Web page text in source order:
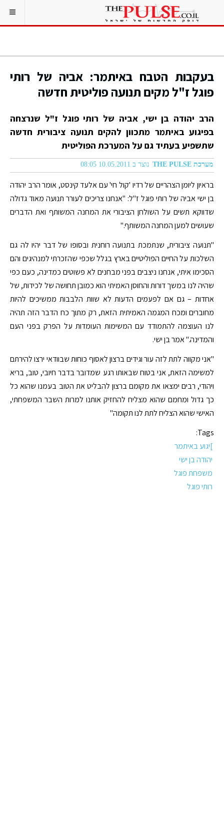
בעקבות הטבח באיתמר: אביה של רותי
פוגל ז"ל מקים תנועה פוליטית חדשה
הרב יהודה בן ישי, אביה של רותי פוגל ז"ל שנרצחה
בפיגוע באיתמר מתכוון להקים תנועה ציבורית חדשה
שתשפיע בעתיד גם על המערכת הפוליטית
מערכת THE PULSE נוצר ב 10.05.2011 08:05
בראיון ליומן הצהריים של רדיו 'קול חי' עם אלעד קינסט, אומר הרב יהודה
בן ישי אביה של רותי פוגל ז"ל: "אנחנו צריכים לעורר תנועה מאוד גדולה
שדווקא תשים על השולחן הציבורי את המחנה המשותף ואת הדברים
שעושים למען המחנה המשותף."
"תנועה ציבורית, שנתמכת בתנועה רוחנית ובסופו של דבר יהיו לה גם
השלכות על החיים הפוליטיים בארץ בגלל שכפי שהזכרתי למנהיגים והם
הסכימו איתי, אנחנו ניצבים בפני מבחנים לא פשוטים כמדינה, כעם כפי
שהיה לנו במשך דורות והחוסן האמיתי הוא כמובן תחושה של לכידות, של
אחדות – גם אם לפעמים הדעות לא שוות הלבבות ממשיכים להיות
מחוברים ומכח המגמה האמיתית הזאת, רק מתוך כח הדבר הזה תהיה
לנו העוצמה להתמודד עם המשימות העומדות על הפרק בפני העם
והמדינה." אמר בן ישי.
"אני מקווה לתת לזה עור וגידים ברצון לאסוף כוחות שבוודאי ירצו להירתם
למשימה הזאת, אני בטוח שבאותו רגע שמדובר בדבר חיובי, טוב, בריא
ויהודי, רבים ימצאו את מקומם ברצון להבליט את הטוב בעמנו שהוא כל
כך גדול ומחמם שהוא מצליח להחזיק אותנו למרות השבר המשפחתי,
האישי שהוא הצליח לתת לנו תקומה"
Tags:
]יגוע באיתמר
יהודה בן ישי
משפחת פוגל
רותי פוגל